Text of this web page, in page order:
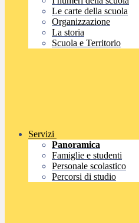
Le carte della scuola
Organizzazione
La storia
Scuola e Territorio
Servizi
Panoramica
Famiglie e studenti
Personale scolastico
Percorsi di studio